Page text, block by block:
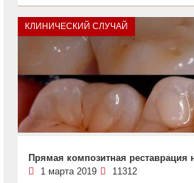
КЛИНИЧЕСКИЙ СЛУЧАЙ
Прямая композитная
1 марта 2019
11312